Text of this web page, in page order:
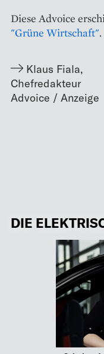
Diese Advoice
"Grüne Wirtschaft".
Klaus Fiala,
Chefredakteur
DIE